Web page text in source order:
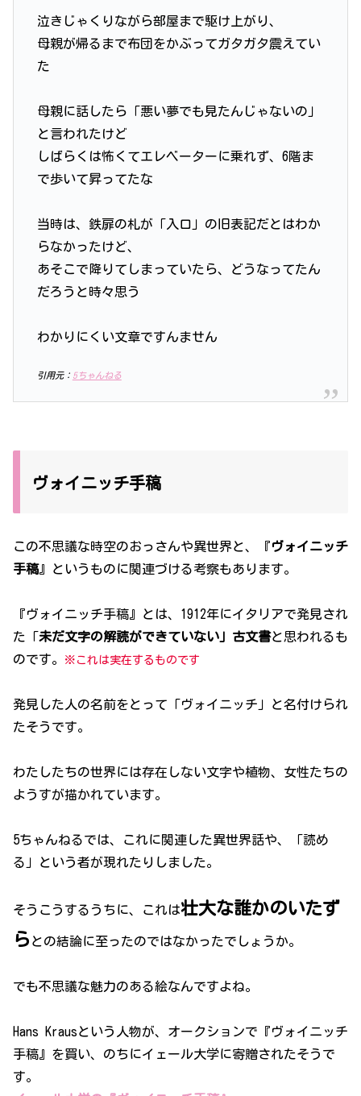
泣きじゃくりながら部屋まで駆け上がり、
母親が帰るまで布団をかぶってガタガタ震えてい
た
母親に話したら「悪い夢でも見たんじゃないの」
と言われたけど
しばらくは怖くてエレベーターに乗れず、6階ま
で歩いて昇ってたな
当時は、鉄扉の札が「入口」の旧表記だとはわか
らなかったけど、
あそこで降りてしまっていたら、どうなってたん
だろうと時々思う
わかりにくい文章ですんません
引用元： 5ちゃんねる
ヴォイニッチ手稿
この不思議な時空のおっさんや異世界と、『ヴォイニッチ
手稿』というものに関連づける考察もあります。
『ヴォイニッチ手稿』とは、1912年にイタリアで発見され
た「未だ文字の解読ができていない」古文書と思われるも
のです。
※これは実在するものです
発見した人の名前をとって「ヴォイニッチ」と名付けられ
たそうです。
わたしたちの世界には存在しない文字や植物、女性たちの
ようすが描かれています。
5ちゃんねるでは、これに関連した異世界話や、「読め
る」という者が現れたりしました。
そうこうするうちに、これは壮大な誰かのいたず
ら との結論に至ったのではなかったでしょうか。
でも不思議な魅力のある絵なんですよね。
Hans Krausという人物が、オークションで『ヴォイニッチ
手稿』を買い、のちにイェール大学に寄贈されたそうで
す。